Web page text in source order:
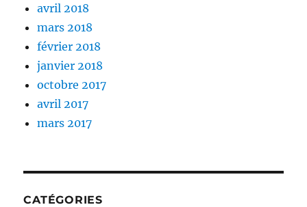
avril 2018
mars 2018
février 2018
janvier 2018
octobre 2017
avril 2017
mars 2017
CATÉGORIES